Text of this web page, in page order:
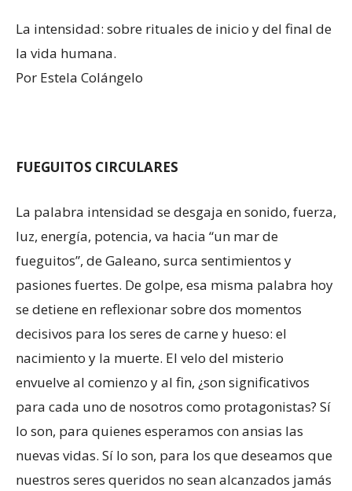
La intensidad: sobre rituales de inicio y del final de
la vida humana.
Por Estela Colángelo
FUEGUITOS CIRCULARES
La palabra intensidad se desgaja en sonido, fuerza,
luz, energía, potencia, va hacia “un mar de
fueguitos”, de Galeano, surca sentimientos y
pasiones fuertes. De golpe, esa misma palabra hoy
se detiene en reflexionar sobre dos momentos
decisivos para los seres de carne y hueso: el
nacimiento y la muerte. El velo del misterio
envuelve al comienzo y al fin, ¿son significativos
para cada uno de nosotros como protagonistas? Sí
lo son, para quienes esperamos con ansias las
nuevas vidas. Sí lo son, para los que deseamos que
nuestros seres queridos no sean alcanzados jamás